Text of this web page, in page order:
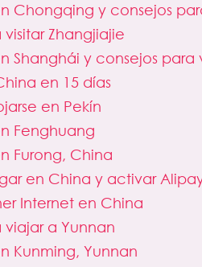
Chongqing y consejos
Zhangjiajie
Shanghái y consejos para
en 15 días
en Pekín
Fenghuang
Furong, China
en China y activar
Internet en China
a Yunnan
Kunming, Yunnan